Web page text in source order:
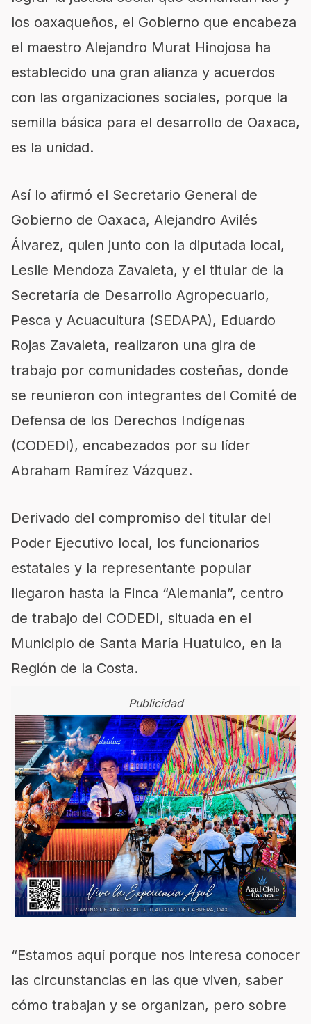
los oaxaqueños, el Gobierno que encabeza
el maestro Alejandro Murat Hinojosa ha
establecido una gran alianza y acuerdos
con las organizaciones sociales, porque la
semilla básica para el desarrollo de Oaxaca,
es la unidad.
Así lo afirmó el Secretario General de
Gobierno de Oaxaca, Alejandro Avilés
Álvarez, quien junto con la diputada local,
Leslie Mendoza Zavaleta, y el titular de la
Secretaría de Desarrollo Agropecuario,
Pesca y Acuacultura (SEDAPA), Eduardo
Rojas Zavaleta, realizaron una gira de
trabajo por comunidades costeñas, donde
se reunieron con integrantes del Comité de
Defensa de los Derechos Indígenas
(CODEDI), encabezados por su líder
Abraham Ramírez Vázquez.
Derivado del compromiso del titular del
Poder Ejecutivo local, los funcionarios
estatales y la representante popular
llegaron hasta la Finca “Alemania”, centro
de trabajo del CODEDI, situada en el
Municipio de Santa María Huatulco, en la
Región de la Costa.
Publicidad
“Estamos aquí porque nos interesa conocer
las circunstancias en las que viven, saber
cómo trabajan y se organizan, pero sobre